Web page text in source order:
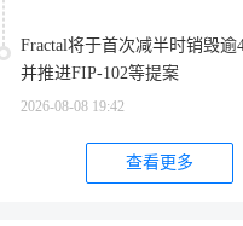
Fractal将于首次减半时销毁逾
并推进FIP-102等提案
2026-08-08 19:42
查看更多